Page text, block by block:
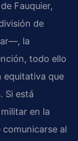
Fauquier,
de
la
todo ello
equitativa que
Si está
en la
al